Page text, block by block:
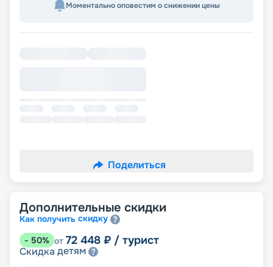
Моментально оповестим о снижении цены
Поделиться
Дополнительные скидки
Как получить скидку
- 50% от 72 448 ₽ / турист
Скидка детям